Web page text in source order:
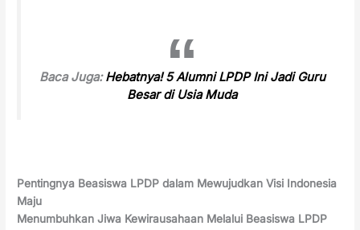
Baca Juga:Hebatnya! 5 Alumni LPDP Ini Jadi Guru
Besar di Usia Muda
Pentingnya Beasiswa LPDP dalam Mewujudkan Visi Indonesia
Maju
Menumbuhkan Jiwa Kewirausahaan Melalui Beasiswa LPDP